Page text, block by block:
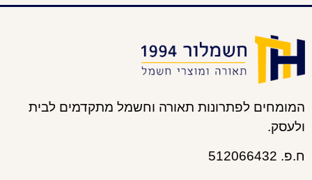
המומחים לפתרונות תאורה וחשמל מתקדמים לבית
ולעסק.
ח.פ. 512066432